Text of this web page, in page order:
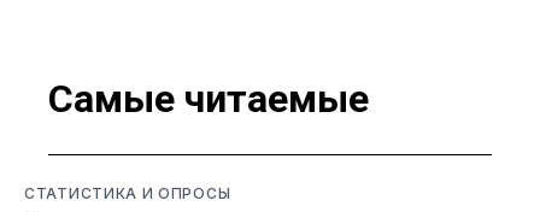
Самые читаемые
СТАТИСТИКА И ОПРОСЫ